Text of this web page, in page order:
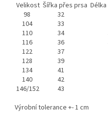
Velikost Šířka přes prsa
98
32
104
33
110
34
116
36
122
37
128
39
134
41
140
42
146/152
43
Výrobní tolerance +- 1 cm